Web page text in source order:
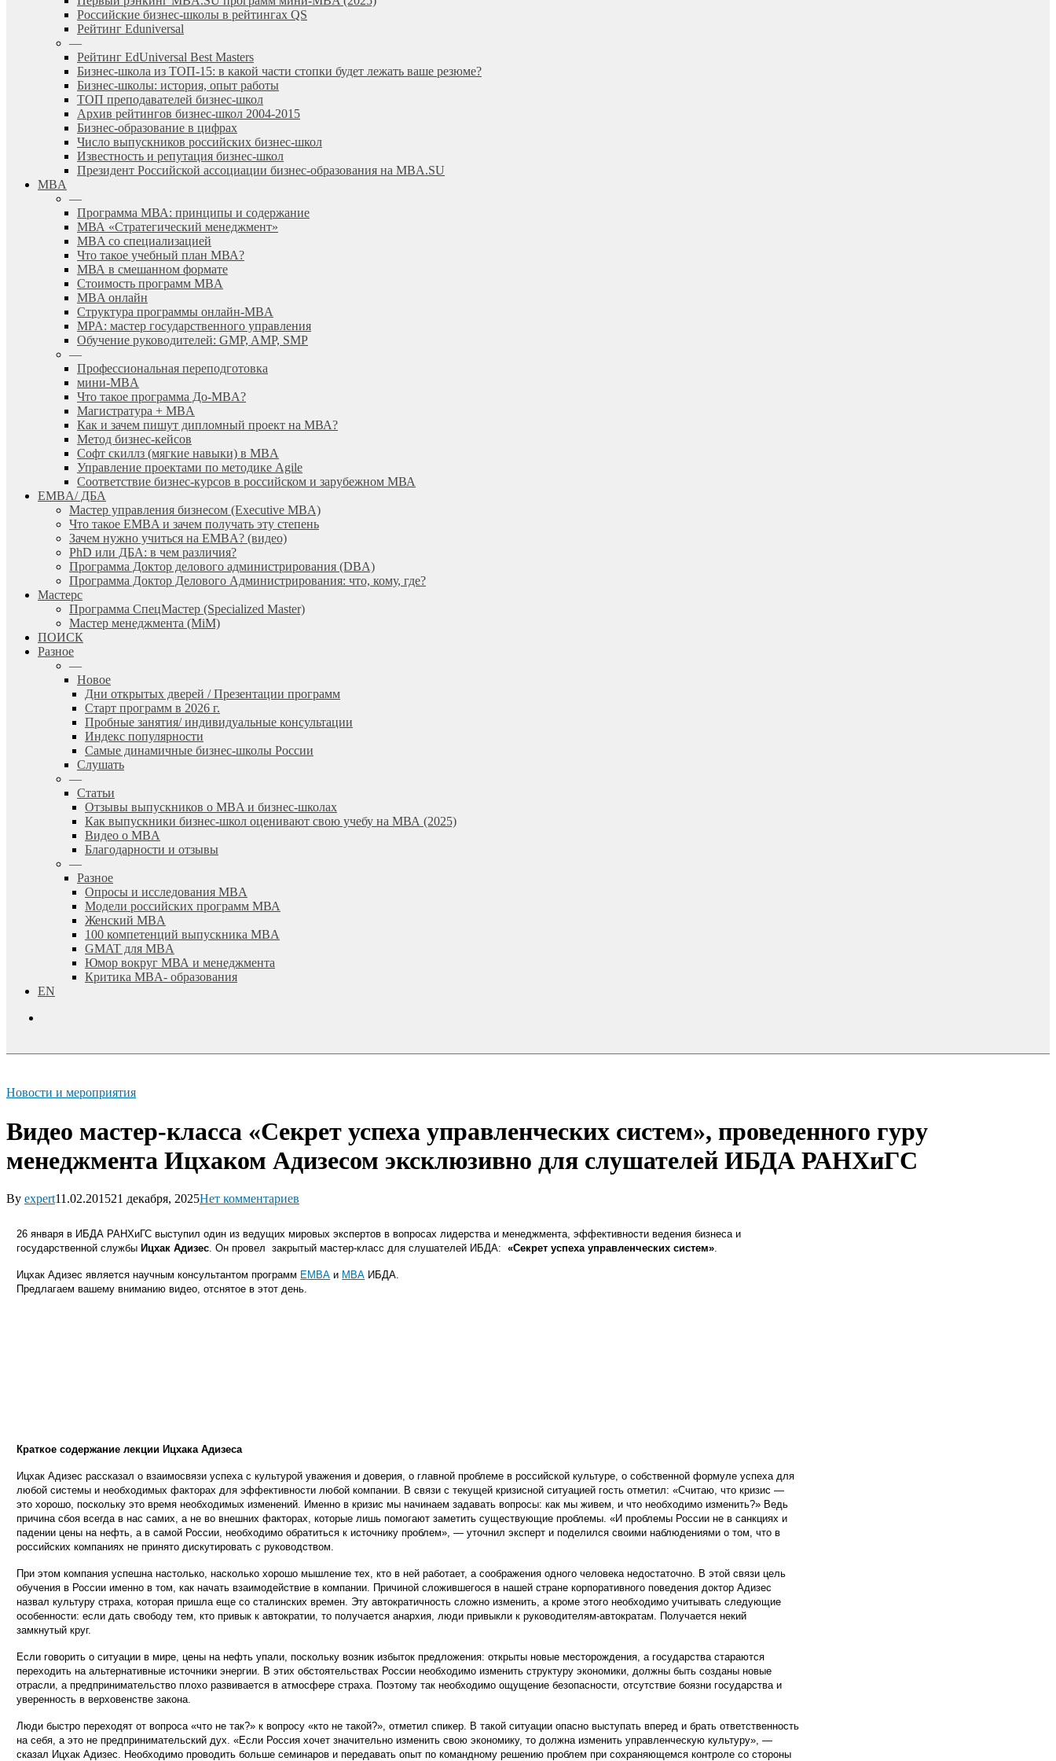
Российские бизнес-школы в рейтингах QS
Рейтинг Eduniversal
—
Рейтинг EdUniversal Best Masters
Бизнес-школа из ТОП-15: в какой части стопки будет лежать ваше резюме?
Бизнес-школы: история, опыт работы
ТОП преподавателей бизнес-школ
Архив рейтингов бизнес-школ 2004-2015
Бизнес-образование в цифрах
Число выпускников российских бизнес-школ
Известность и репутация бизнес-школ
Президент Российской ассоциации бизнес-образования на MBA.SU
MBA
—
Программа МВА: принципы и содержание
МВА «Cтратегический менеджмент»
MBA со специализацией
Что такое учебный план МВА?
МВА в смешанном формате
Стоимость программ MBA
MBA онлайн
Cтруктура программы онлайн-MBA
MPA: мастер государственного управления
Обучение руководителей: GMP, AMP, SMP
—
Профессиональная переподготовка
мини-MBA
Что такое программа До-MBA?
Магистратура + MBA
Как и зачем пишут дипломный проект на МВА?
Метод бизнес-кейсов
Софт скиллз (мягкие навыки) в MBA
Управление проектами по методике Agile
Соответствие бизнес-курсов в российском и зарубежном МВА
EMBA/ ДБA
Мастер управления бизнесом (Executive MBA)
Что такое EMBA и зачем получать эту степень
Зачем нужно учиться на EMBA? (видео)
PhD или ДБА: в чем различия?
Программа Доктор делового администрирования (DBА)
Программа Доктор Делового Администрирования: что, кому, где?
Мастерс
Программа СпецМастер (Specialized Master)
Мастер менеджмента (MiM)
ПОИСК
Разное
—
Новое
Дни открытых дверей / Презентации программ
Старт программ в 2026 г.
Пробные занятия/ индивидуальные консультации
Индекс популярности
Самые динамичные бизнес-школы России
Слушать
—
Статьи
Отзывы выпускников о MBA и бизнес-школах
Как выпускники бизнес-школ оценивают свою учебу на МВА (2025)
Видео о MBA
Благодарности и отзывы
—
Разное
Опросы и исследования MBA
Модели российских программ МВА
Женский MBA
100 компетенций выпускника MBA
GMAT для MBA
Юмор вокруг МВА и менеджмента
Критика MBA- образования
EN
Новости и мероприятия
Видео мастер-класса «Секрет успеха управленческих систем», проведенного гуру
менеджмента Ицхаком Адизесом эксклюзивно для слушателей ИБДА РАНХиГС
By expert11.02.201521 декабря, 2025Нет комментариев
26 января в ИБДА РАНХиГС выступил один из ведущих мировых экспертов в вопросах лидерства и менеджмента, эффективности ведения бизнеса и
государственной службы Ицхак Адизес. Он провел закрытый мастер-класс для слушателей ИБДА:«Секрет успеха управленческих систем».
Ицхак Адизес является научным консультантом программ ЕМВА и МВА ИБДА.
Предлагаем вашему вниманию видео, отснятое в этот день.
Краткое содержание лекции Ицхака Адизеса
Ицхак Адизес рассказал о взаимосвязи успеха с культурой уважения и доверия, о главной проблеме в российской культуре, о собственной формуле успеха для
любой системы и необходимых факторах для эффективности любой компании. В связи с текущей кризисной ситуацией гость отметил: «Считаю, что кризис —
это хорошо, поскольку это время необходимых изменений. Именно в кризис мы начинаем задавать вопросы: как мы живем, и что необходимо изменить?» Ведь
причина сбоя всегда в нас самих, а не во внешних факторах, которые лишь помогают заметить существующие проблемы. «И проблемы России не в санкциях и
падении цены на нефть, а в самой России, необходимо обратиться к источнику проблем», — уточнил эксперт и поделился своими наблюдениями о том, чтов
российских компаниях не принято дискутировать с руководством.
При этом компания успешна настолько, насколько хорошо мышление тех, кто в ней работает, а соображения одного человека недостаточно. В этой связи цель
обучения в России именно в том, как начать взаимодействие в компании. Причиной сложившегося в нашей стране корпоративного поведения доктор Адизес
назвал культуру страха, которая пришла еще со сталинских времен. Эту автократичность сложно изменить, а кроме этого необходимо учитывать следующие
особенности: если дать свободу тем, кто привык к автократии, то получается анархия, люди привыкли к руководителям-автократам. Получается некий
замкнутый круг.
Если говорить о ситуации в мире, цены на нефть упали, поскольку возник избыток предложения: открыты новые месторождения, а государства стараются
переходить на альтернативные источники энергии. В этих обстоятельствах России необходимо изменить структуру экономики, должны быть созданы новые
отрасли, а предпринимательство плохо развивается в атмосфере страха. Поэтому так необходимо ощущение безопасности, отсутствие боязни государства и
уверенность в верховенстве закона.
Люди быстро переходят от вопроса «что не так?» к вопросу «кто не такой?», отметил спикер. В такой ситуации опасно выступать вперед и брать ответственность
на себя, а это не предпринимательский дух. «Если Россия хочет значительно изменить свою экономику, то должна изменить управленческую культуру», —
сказал Ицхак Адизес. Необходимо проводить больше семинаров и передавать опыт по командному решению проблем при сохраняющемся контроле со стороны